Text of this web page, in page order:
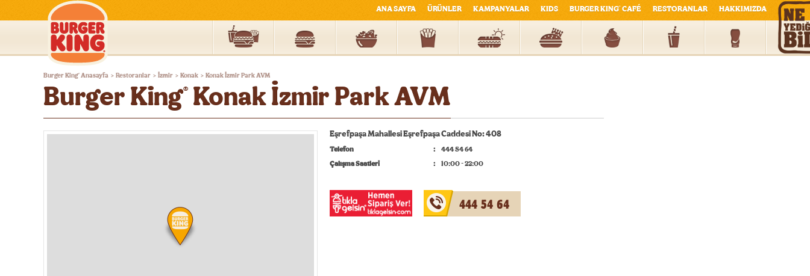
Burger
Türkiye
ANA SAYFA ÜRÜNLER KAMPANYALAR KIDS BURGER KING® CAFÉ RESTORANLAR HAKKIMIZDA
Burger King® Anasayfa > Restoranlar > İzmir > Konak > Konak İzmir Park AVM
Burger King® Konak İzmir Park AVM
Eşrefpaşa Mahallesi Eşrefpaşa Caddesi No: 408
Telefon
444 54 64
Çalışma Saatleri
10:00 - 22:00
444 54 64